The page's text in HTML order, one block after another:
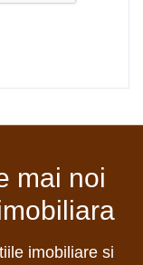
mai noi
imobiliare si